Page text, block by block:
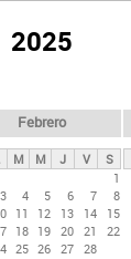
2025
Febrero
M M J V
S
1
3 4 5 6 7
8
11 12 13 14
15
18 19 20 21
22
25 26 27 28